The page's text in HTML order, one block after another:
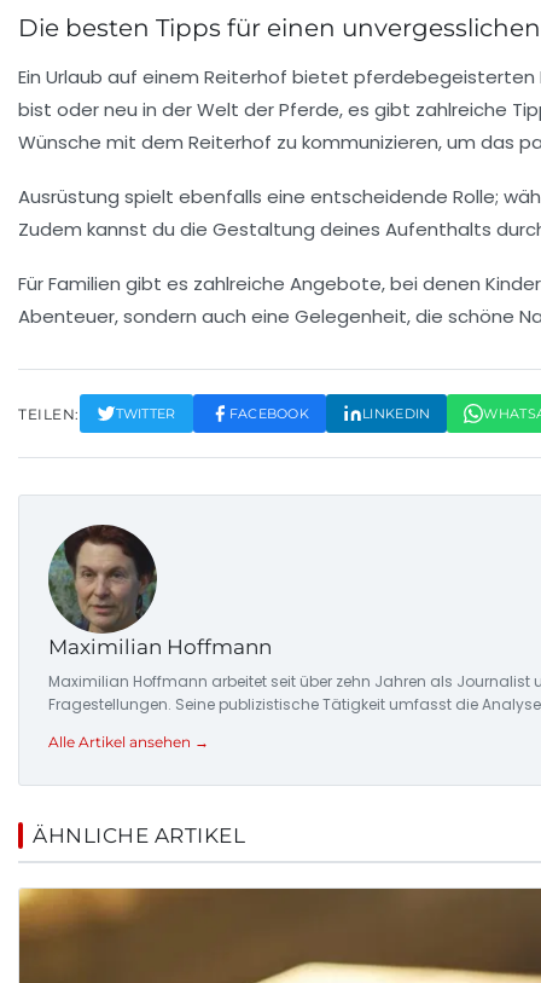
Die besten Tipps für einen
Ein Urlaub auf einem Reiterhof bietet pferdebegeisterten
bist oder neu in der Welt der Pferde, es gibt zahlreiche
Wünsche mit dem Reiterhof zu kommunizieren, um das
Ausrüstung spielt ebenfalls eine entscheidende Rolle;
Zudem kannst du die Gestaltung deines Aufenthalts
Für Familien gibt es zahlreiche Angebote, bei denen
Abenteuer, sondern auch eine Gelegenheit, die schöne
TEILEN: TWITTER FACEBOOK LINKEDIN
Maximilian Hoffmann
Maximilian Hoffmann arbeitet seit über zehn Jahren als
Fragestellungen. Seine publizistische Tätigkeit umfasst die
Alle Artikel ansehen →
ÄHNLICHE ARTIKEL